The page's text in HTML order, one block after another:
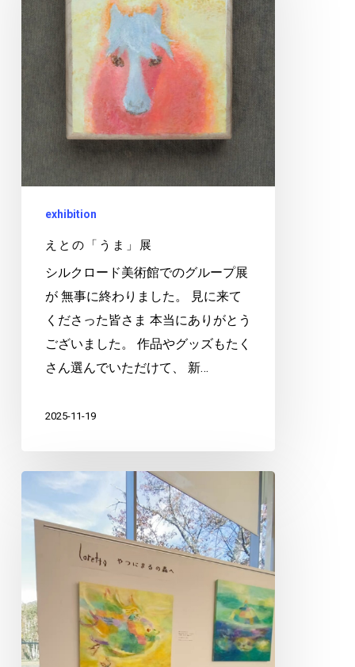
「う
展
exhibition
えとの「うま」展
シルクロード美術館でのグループ展
が 無事に終わりました。 見に来て
くださった皆さま 本当にありがとう
ございました。 作品やグッズもたく
さん選んでいただけて、 新…
2025-11-19
ヶ
の
工
房・